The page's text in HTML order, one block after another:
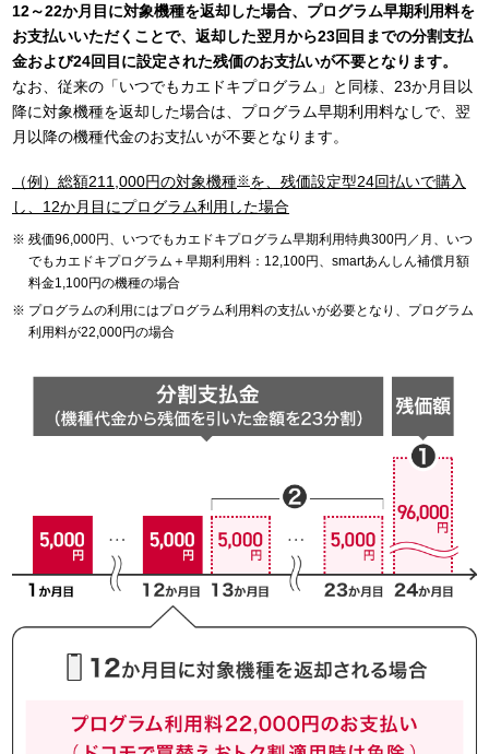
12～22か月目に対象機種を返却した場合、プログラム早期利用料を
お支払いいただくことで、返却した翌月から23回目までの分割支払
金および24回目に設定された残価のお支払いが不要となります。
なお、従来の「いつでもカエドキプログラム」と同様、23か月目以
降に対象機種を返却した場合は、プログラム早期利用料なしで、翌
月以降の機種代金のお支払いが不要となります。
（例）総額211,000円の対象機種※を、残価設定型24回払いで購入
し、12か月目にプログラム利用した場合
残価96,000円、いつでもカエドキプログラム早期利用特典300円／月、いつ
でもカエドキプログラム＋早期利用料：12,100円、smartあんしん補償月額
料金1,100円の機種の場合
プログラムの利用にはプログラム利用料の支払いが必要となり、プログラム
利用料が22,000円の場合